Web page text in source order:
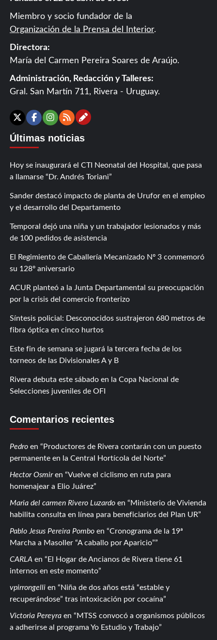
Miembro y socio fundador de la
Organización de la Prensa del Interior.
Directora:
María del Carmen Pereira Soares de Araújo.
Administración, Redacción y Talleres:
Gral. San Martín 711, Rivera - Uruguay.
X Facebook
Instagram
RSSContáctanos
Últimas noticias
Hoy se inaugurará el CTI Neonatal del Hospital, que pasa
a llamarse “Dr. Andrés Toriani”
Sander destacó impacto de planta de Urufor en el empleo
y el desarrollo del Departamento
Temporal dejó una niña y un trabajador lesionados y más
de 100 pedidos de asistencia
El Regimiento de Caballería Mecanizado Nº 3 conmemoró
su 128º aniversario
ACUR planteó a la Junta Departamental su preocupación
por la crisis del comercio fronterizo
Síntesis policial: Desconocidos sustrajeron 680 metros de
fibra óptica en cinco hurtos
Este fin de semana se jugará la tercera fecha de los
torneos de las Divisionales A y B
Rivera debuta este sábado en la Copa Nacional de
Selecciones juveniles de OFI
Comentarios recientes
Pedro en
Productores de Rivera contarán con un puesto
permanente en la Central Hortícola del Norte
Hector Osmiren
Vuelve el ciclismo en ruta para
homenajear a Elio Juárez
Maria del carmen Rivero Luzardo en
Ministerio de Vivienda
habilita consulta en línea para beneficiarios del Plan UR
Pablo Jesus Pereira Pombo en
Cronograma de la 19ª
Marcha a Masoller “A caballo por Aparicio”
CARLA en
El Hogar de Ancianos de Rivera tiene 61
internos en este momento
vpirrongelli en
Niña de dos años está “estable y
recuperándose” tras intoxicación por cocaína
Victoria Pereyra en
MTSS convocó a organismos públicos
a adherirse al programa Yo Estudio y Trabajo